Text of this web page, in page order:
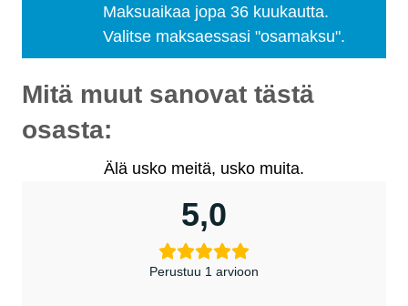
Maksuaikaa jopa 36 kuukautta.
Valitse maksaessasi "osamaksu".
Mitä muut sanovat tästä
osasta:
Älä usko meitä, usko muita.
5,0
Perustuu 1 arvioon